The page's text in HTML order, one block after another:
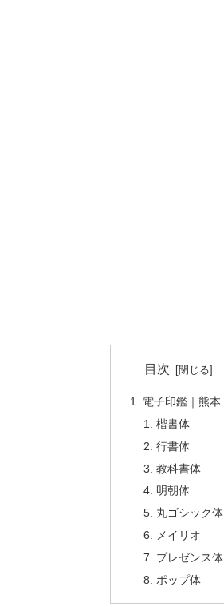
目次
電子印鑑｜熊本
楷書体
行書体
教科書体
明朝体
丸ゴシック体
メイリオ
プレゼンス体
ポップ体